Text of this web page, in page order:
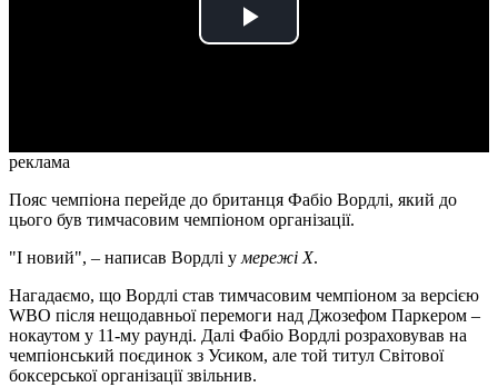
Play
реклама
Пояс чемпіона перейде до британця Фабіо Вордлі, який до
цього був тимчасовим чемпіоном організації.
"І новий", – написав Вордлі умережі Х.
Нагадаємо, що Вордлі став тимчасовим чемпіоном за версією
WBO після нещодавньої перемоги над Джозефом Паркером –
нокаутом у 11-му раунді. Далі Фабіо Вордлі розраховував на
чемпіонський поєдинок з Усиком, але той титул Світової
боксерської організації звільнив.